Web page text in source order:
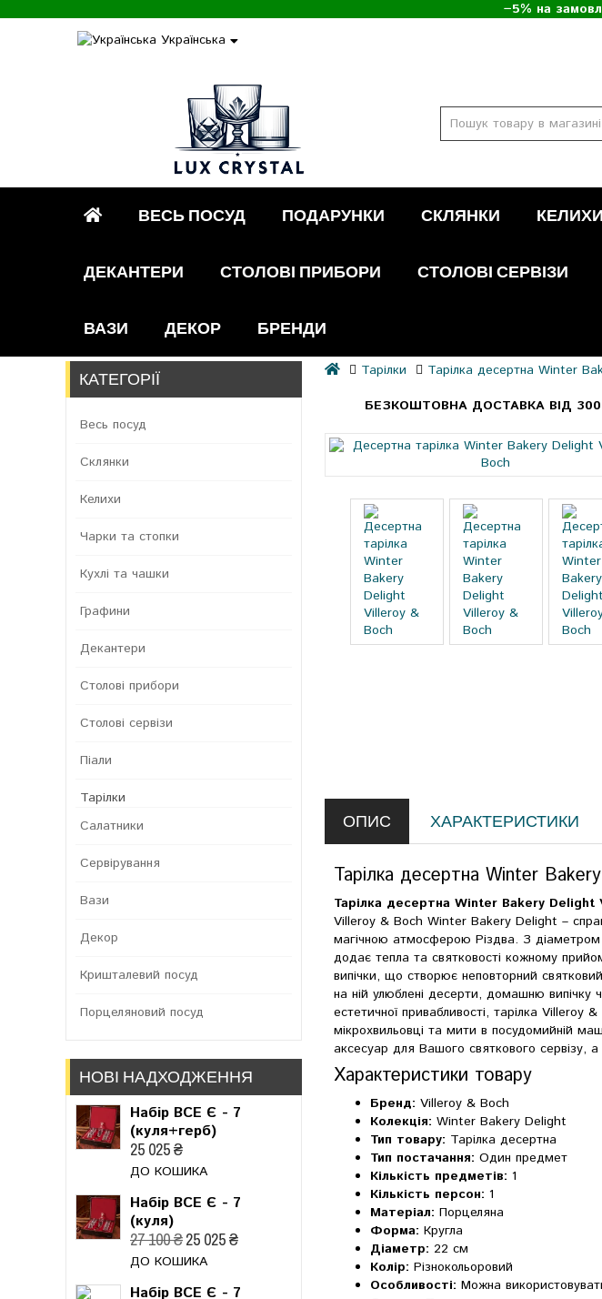
−5% на
Українська
ВЕСЬ ПОСУД ПОДАРУНКИ СКЛЯНКИ КЕЛИХИ
ДЕКАНТЕРИ СТОЛОВІ ПРИБОРИ СТОЛОВІ СЕРВІЗИ
ВАЗИ ДЕКОР БРЕНДИ
КАТЕГОРІЇ
Весь посуд
Склянки
Келихи
Чарки та стопки
Кухлі та чашки
Графини
Декантери
Столові прибори
Столові сервізи
Піали
Тарілки
Салатники
Сервірування
Вази
Декор
Кришталевий посуд
Порцеляновий посуд
НОВІ НАДХОДЖЕННЯ
Набір ВСЕ Є - 7
(куля+герб)
25 025 ₴
ДО КОШИКА
Набір ВСЕ Є - 7
(куля)
27 100 ₴25 025 ₴
ДО КОШИКА
Набір ВСЕ Є - 7
Тарілки
Тарілка десертна Winter
БЕЗКОШТОВНА ДОСТАВКА ВІД
ОПИС ХАРАКТЕРИСТИКИ
Тарілка десертна Winter
Тарілка десертна Winter Bakery Delight
Villeroy & Boch Winter Bakery Delight –
магічною атмосферою Різдва. З
додає тепла та святковості кожному
випічки, що створює неповторний
на ній улюблені десерти, домашню випічку
естетичної привабливості, тарілка
мікрохвильовці та мити в посудомийній
аксесуар для Вашого святкового сервізу,
Характеристики товару
Бренд: Villeroy & Boch
Колекція: Winter Bakery Delight
Тип товару: Тарілка десертна
Тип постачання: Один предмет
Кількість предметів: 1
Кількість персон: 1
Матеріал: Порцеляна
Форма: Кругла
Діаметр: 22 см
Колір: Різнокольоровий
Особливості: Можна